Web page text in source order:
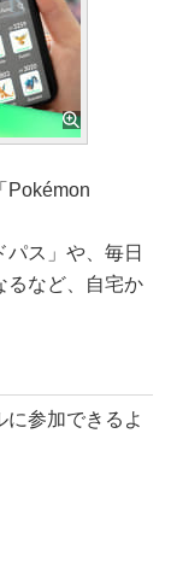
Pokémon
ス」や、毎日
るなど、自宅か
参加できるよ